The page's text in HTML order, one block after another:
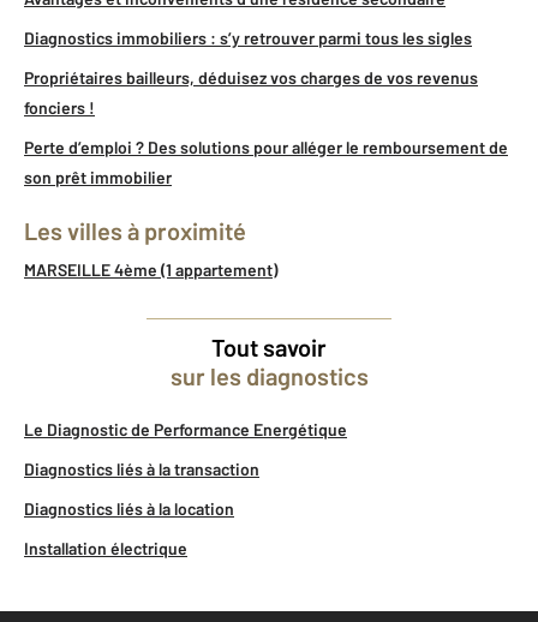
Diagnostics immobiliers : s’y retrouver parmi tous les sigles
Propriétaires bailleurs, déduisez vos charges de vos revenus
fonciers !
Perte d’emploi ? Des solutions pour alléger le remboursement de
son prêt immobilier
Les villes à proximité
MARSEILLE 4ème (1 appartement)
Tout savoir
sur les diagnostics
Le Diagnostic de Performance Energétique
Diagnostics liés à la transaction
Diagnostics liés à la location
Installation électrique